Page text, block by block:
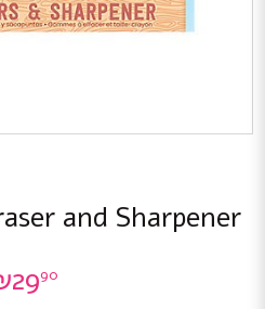
and Sharpener
2990